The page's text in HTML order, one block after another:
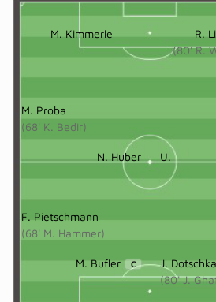
M. Kimmerle
R.
(80' R.
M. Proba
(68' K. Bedir)
N. Huber U.
F. Pietschmann
(68' M. Hammer)
M. Bufler C
J.
(80' J.